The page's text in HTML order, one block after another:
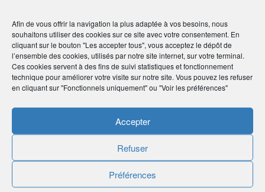
Afin de vous offrir la navigation la plus adaptée à vos besoins, nous
souhaitons utiliser des cookies sur ce site avec votre consentement. En
cliquant sur le bouton "Les accepter tous", vous acceptez le dépôt de
l’ensemble des cookies, utilisés par notre site internet, sur votre terminal.
Ces cookies servent à des fins de suivi statistiques et fonctionnement
technique pour améliorer votre visite sur notre site. Vous pouvez les refuser
en cliquant sur "Fonctionnels uniquement" ou "Voir les préférences"
Accepter
Refuser
Préférences
#Vie de l'Association